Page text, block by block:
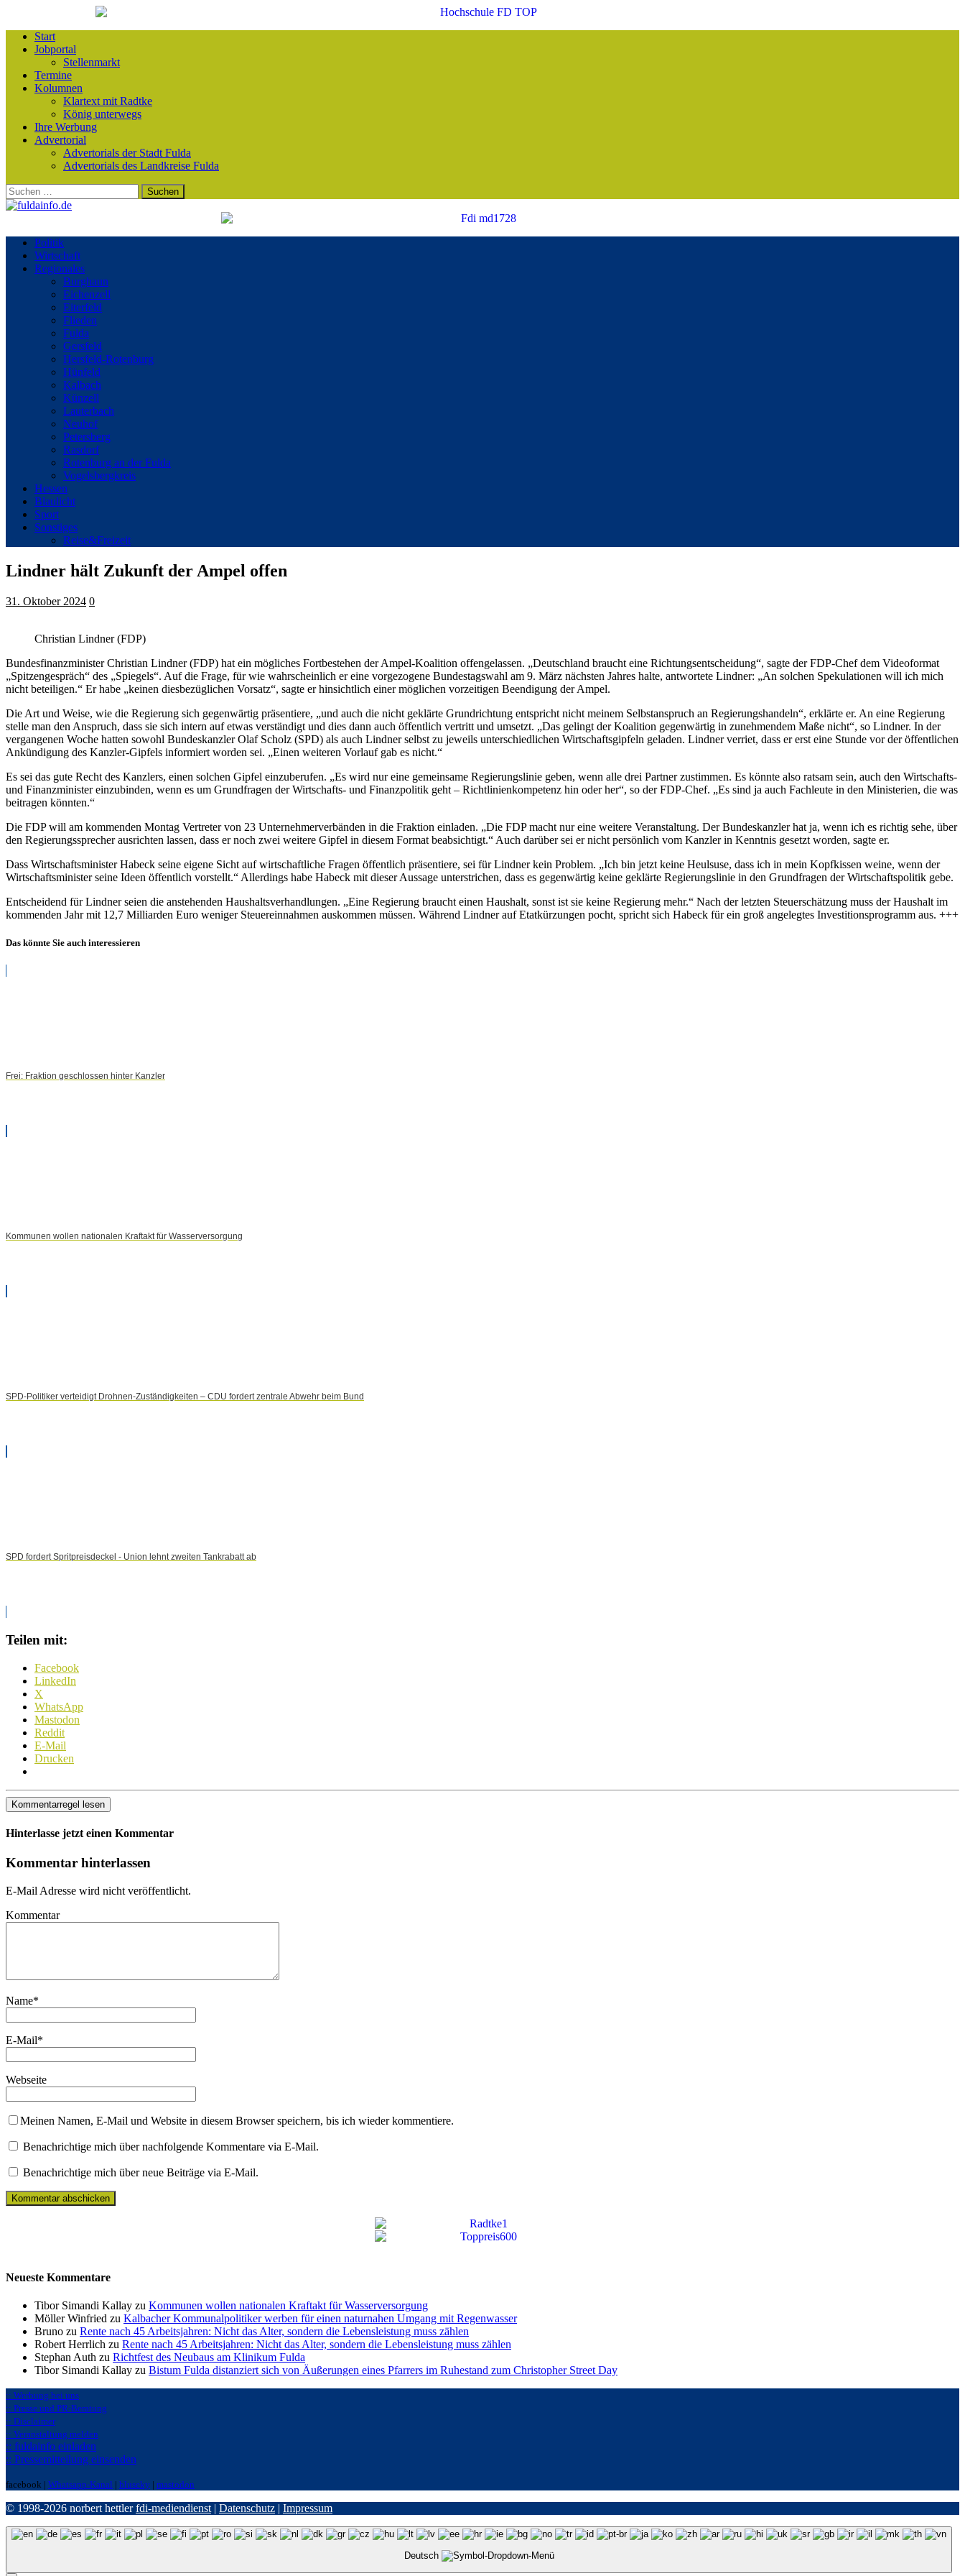
Start
Jobportal
Stellenmarkt
Termine
Kolumnen
Klartext mit Radtke
König unterwegs
Ihre Werbung
Advertorial
Advertorials der Stadt Fulda
Advertorials des Landkreise Fulda
Suchen
nach:
Politik
Wirtschaft
Regionales
Burghaun
Eichenzell
Eiterfeld
Flieden
Fulda
Gersfeld
Hersfeld-Rotenburg
Hünfeld
Kalbach
Künzell
Lauterbach
Neuhof
Petersberg
Rasdorf
Rotenburg an der Fulda
Vogelsbergkreis
Hessen
Blaulicht
Sport
Sonstiges
Reise&Freizeit
Lindner hält Zukunft der Ampel offen
31. Oktober 2024 0
Christian Lindner (FDP)
Bundesfinanzminister Christian Lindner (FDP) hat ein mögliches Fortbestehen der Ampel-Koalition offengelassen. „Deutschland braucht eine Richtungsentscheidung“, sagte der FDP-Chef dem Videoformat
„Spitzengespräch“ des „Spiegels“. Auf die Frage, für wie wahrscheinlich er eine vorgezogene Bundestagswahl am 9. März nächsten Jahres halte, antwortete Lindner: „An solchen Spekulationen will ich mich
nicht beteiligen.“ Er habe „keinen diesbezüglichen Vorsatz“, sagte er hinsichtlich einer möglichen vorzeitigen Beendigung der Ampel.
Die Art und Weise, wie die Regierung sich gegenwärtig präsentiere, „und auch die nicht geklärte Grundrichtung entspricht nicht meinem Selbstanspruch an Regierungshandeln“, erklärte er. An eine Regierung
stelle man den Anspruch, dass sie sich intern auf etwas verständigt und dies dann auch öffentlich vertritt und umsetzt. „Das gelingt der Koalition gegenwärtig in zunehmendem Maße nicht“, so Lindner. In der
vergangenen Woche hatten sowohl Bundeskanzler Olaf Scholz (SPD) als auch Lindner selbst zu jeweils unterschiedlichen Wirtschaftsgipfeln geladen. Lindner verriet, dass er erst eine Stunde vor der öffentlichen
Ankündigung des Kanzler-Gipfels informiert worden sei. „Einen weiteren Vorlauf gab es nicht.“
Es sei das gute Recht des Kanzlers, einen solchen Gipfel einzuberufen. „Es wird nur eine gemeinsame Regierungslinie geben, wenn alle drei Partner zustimmen. Es könnte also ratsam sein, auch den Wirtschafts-
und Finanzminister einzubinden, wenn es um Grundfragen der Wirtschafts- und Finanzpolitik geht – Richtlinienkompetenz hin oder her“, so der FDP-Chef. „Es sind ja auch Fachleute in den Ministerien, die was
beitragen könnten.“
Die FDP will am kommenden Montag Vertreter von 23 Unternehmerverbänden in die Fraktion einladen. „Die FDP macht nur eine weitere Veranstaltung. Der Bundeskanzler hat ja, wenn ich es richtig sehe, über
den Regierungssprecher ausrichten lassen, dass er noch zwei weitere Gipfel in diesem Format beabsichtigt.“ Auch darüber sei er nicht persönlich vom Kanzler in Kenntnis gesetzt worden, sagte er.
Dass Wirtschaftsminister Habeck seine eigene Sicht auf wirtschaftliche Fragen öffentlich präsentiere, sei für Lindner kein Problem. „Ich bin jetzt keine Heulsuse, dass ich in mein Kopfkissen weine, wenn der
Wirtschaftsminister seine Ideen öffentlich vorstellt.“ Allerdings habe Habeck mit dieser Aussage unterstrichen, dass es gegenwärtig keine geklärte Regierungslinie in den Grundfragen der Wirtschaftspolitik gebe.
Entscheidend für Lindner seien die anstehenden Haushaltsverhandlungen. „Eine Regierung braucht einen Haushalt, sonst ist sie keine Regierung mehr.“ Nach der letzten Steuerschätzung muss der Haushalt im
kommenden Jahr mit 12,7 Milliarden Euro weniger Steuereinnahmen auskommen müssen. Während Lindner auf Etatkürzungen pocht, spricht sich Habeck für ein groß angelegtes Investitionsprogramm aus. +++
Das könnte Sie auch interessieren
Frei: Fraktion geschlossen hinter Kanzler
Kommunen wollen nationalen Kraftakt für Wasserversorgung
SPD-Politiker verteidigt Drohnen-Zuständigkeiten – CDU fordert zentrale Abwehr beim Bund
SPD fordert Spritpreisdeckel - Union lehnt zweiten Tankrabatt ab
Teilen mit:
Facebook
LinkedIn
X
WhatsApp
Mastodon
Reddit
E-Mail
Drucken
Kommentarregel lesen
Hinterlasse jetzt einen Kommentar
Kommentar hinterlassen
E-Mail Adresse wird nicht veröffentlicht.
Kommentar
Name*
E-Mail*
Webseite
Meinen Namen, E-Mail und Website in diesem Browser speichern, bis ich wieder kommentiere.
Benachrichtige mich über nachfolgende Kommentare via E-Mail.
Benachrichtige mich über neue Beiträge via E-Mail.
Neueste Kommentare
Tibor Simandi Kallay zu Kommunen wollen nationalen Kraftakt für Wasserversorgung
Möller Winfried zu Kalbacher Kommunalpolitiker werben für einen naturnahen Umgang mit Regenwasser
Bruno zu Rente nach 45 Arbeitsjahren: Nicht das Alter, sondern die Lebensleistung muss zählen
Robert Herrlich zu Rente nach 45 Arbeitsjahren: Nicht das Alter, sondern die Lebensleistung muss zählen
Stephan Auth zu Richtfest des Neubaus am Klinikum Fulda
Tibor Simandi Kallay zu Bistum Fulda distanziert sich von Äußerungen eines Pfarrers im Ruhestand zum Christopher Street Day
:: Werbung bei uns
:: Presse und PR-Beratung
:: Disclaimer
:: Veranstaltung melden
:: fuldainfo einladen
:: Pressemitteilung einsenden
facebook | Whatsapp-Kanal | bluseky | mastodon
© 1998-2026 norbert hettlerfdi-mediendienst | Datenschutz | Impressum
Deutsch